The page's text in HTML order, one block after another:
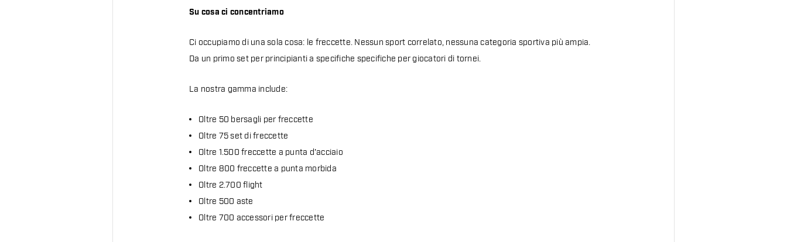
Su cosa ci concentriamo
Ci occupiamo di una sola cosa: le freccette. Nessun sport correlato, nessuna categoria sportiva più ampia.
Da un primo set per principianti a specifiche specifiche per giocatori di tornei.
La nostra gamma include:
Oltre 50 bersagli per freccette
Oltre 75 set di freccette
Oltre 1.500 freccette a punta d'acciaio
Oltre 800 freccette a punta morbida
Oltre 2.700 flight
Oltre 500 aste
Oltre 700 accessori per freccette